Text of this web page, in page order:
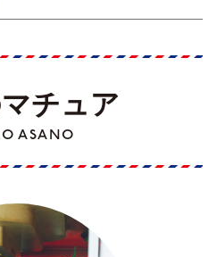
チュア
ASANO